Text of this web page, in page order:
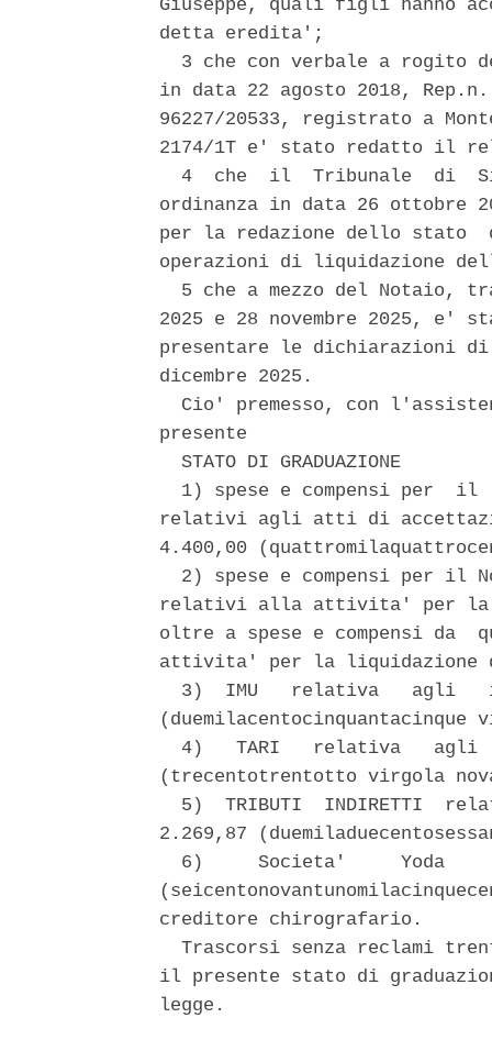
Giuseppe, quali figli hanno
detta eredita';
3 che con verbale a rogito
in data 22 agosto 2018,
96227/20533, registrato a
2174/1T e' stato redatto il
4  che  il  Tribunale  di
ordinanza in data 26 ottobre
per la redazione dello stato
operazioni di liquidazione
5 che a mezzo del Notaio,
2025 e 28 novembre 2025,
presentare le dichiarazioni
dicembre 2025.
Cio' premesso, con
presente
  STATO DI GRADUAZIONE
1) spese e compensi per  il
relativi agli atti di
4.400,00
2) spese e compensi per il
relativi alla attivita' per la
oltre a spese e compensi
attivita' per la liquidazione
3)  IMU   relativa   agli
4)   TARI   relativa   agli
(trecentotrentotto virgola
5)  TRIBUTI  INDIRETTI
2.269,87
6)     Societa'     Yoda
creditore chirografario.
Trascorsi senza reclami
il presente stato di
legge.